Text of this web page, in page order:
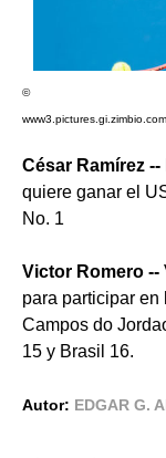
©
César Ramírez --
quiere ganar el
No. 1
Victor Romero --
para participar
Campos do
15 y Brasil 16.
Autor: EDGAR G.